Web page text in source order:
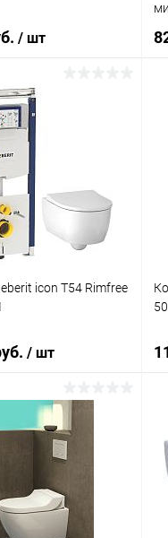
/ шт
В корзину
клик
Под заказ
icon T54 Rimfree
/ шт
В корзину
клик
Под заказ